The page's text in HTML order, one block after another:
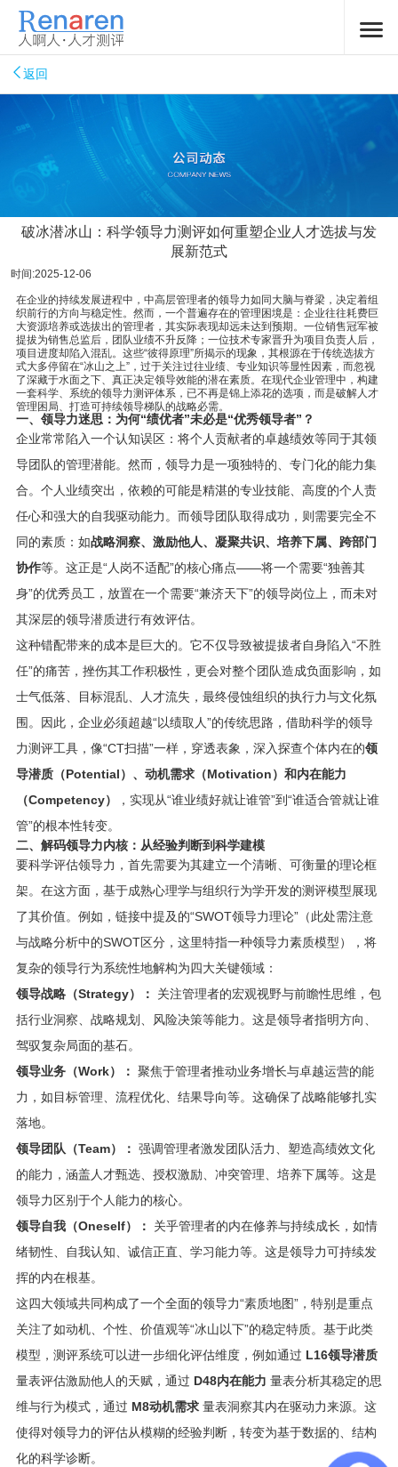
返回
破冰潜冰山：科学领导力测评如何重塑企业人才选拔与发
展新范式
时间:2025-12-06
在企业的持续发展进程中，中高层管理者的领导力如同大脑与脊梁，决定着组
织前行的方向与稳定性。然而，一个普遍存在的管理困境是：企业往往耗费巨
大资源培养或选拔出的管理者，其实际表现却远未达到预期。一位销售冠军被
提拔为销售总监后，团队业绩不升反降；一位技术专家晋升为项目负责人后，
项目进度却陷入混乱。这些“彼得原理”所揭示的现象，其根源在于传统选拔方
式大多停留在“冰山之上”，过于关注过往业绩、专业知识等显性因素，而忽视
了深藏于水面之下、真正决定领导效能的潜在素质。在现代企业管理中，构建
一套科学、系统的领导力测评体系，已不再是锦上添花的选项，而是破解人才
管理困局、打造可持续领导梯队的战略必需。
一、领导力迷思：为何“绩优者”未必是“优秀领导者”？
企业常常陷入一个认知误区：将个人贡献者的卓越绩效等同于其领
导团队的管理潜能。然而，领导力是一项独特的、专门化的能力集
合。个人业绩突出，依赖的可能是精湛的专业技能、高度的个人责
任心和强大的自我驱动能力。而领导团队取得成功，则需要完全不
同的素质：如战略洞察、激励他人、凝聚共识、培养下属、跨部门
协作等。这正是“人岗不适配”的核心痛点——将一个需要“独善其
身”的优秀员工，放置在一个需要“兼济天下”的领导岗位上，而未对
其深层的领导潜质进行有效评估。
这种错配带来的成本是巨大的。它不仅导致被提拔者自身陷入“不胜
任”的痛苦，挫伤其工作积极性，更会对整个团队造成负面影响，如
士气低落、目标混乱、人才流失，最终侵蚀组织的执行力与文化氛
围。因此，企业必须超越“以绩取人”的传统思路，借助科学的领导
力测评工具，像“CT扫描”一样，穿透表象，深入探查个体内在的领
导潜质（Potential）、动机需求（Motivation）和内在能力
（Competency）
，实现从“谁业绩好就让谁管”到“谁适合管就让谁
管”的根本性转变。
二、解码领导力内核：从经验判断到科学建模
要科学评估领导力，首先需要为其建立一个清晰、可衡量的理论框
架。在这方面，基于成熟心理学与组织行为学开发的测评模型展现
了其价值。例如，链接中提及的“SWOT领导力理论”（此处需注意
与战略分析中的SWOT区分，这里特指一种领导力素质模型），将
复杂的领导行为系统性地解构为四大关键领域：
领导战略（Strategy）：
关注管理者的宏观视野与前瞻性思维，包
括行业洞察、战略规划、风险决策等能力。这是领导者指明方向、
驾驭复杂局面的基石。
领导业务（Work）： 聚焦于管理者推动业务增长与卓越运营的能
力，如目标管理、流程优化、结果导向等。这确保了战略能够扎实
落地。
领导团队（Team）： 强调管理者激发团队活力、塑造高绩效文化
的能力，涵盖人才甄选、授权激励、冲突管理、培养下属等。这是
领导力区别于个人能力的核心。
领导自我（Oneself）：
关乎管理者的内在修养与持续成长，如情
绪韧性、自我认知、诚信正直、学习能力等。这是领导力可持续发
挥的内在根基。
这四大领域共同构成了一个全面的领导力“素质地图”，特别是重点
关注了如动机、个性、价值观等“冰山以下”的稳定特质。基于此类
模型，测评系统可以进一步细化评估维度，例如通过 L16领导潜质
量表评估激励他人的天赋，通过 D48内在能力 量表分析其稳定的思
维与行为模式，通过 M8动机需求量表洞察其内在驱动力来源。这
使得对领导力的评估从模糊的经验判断，转变为基于数据的、结构
化的科学诊断。